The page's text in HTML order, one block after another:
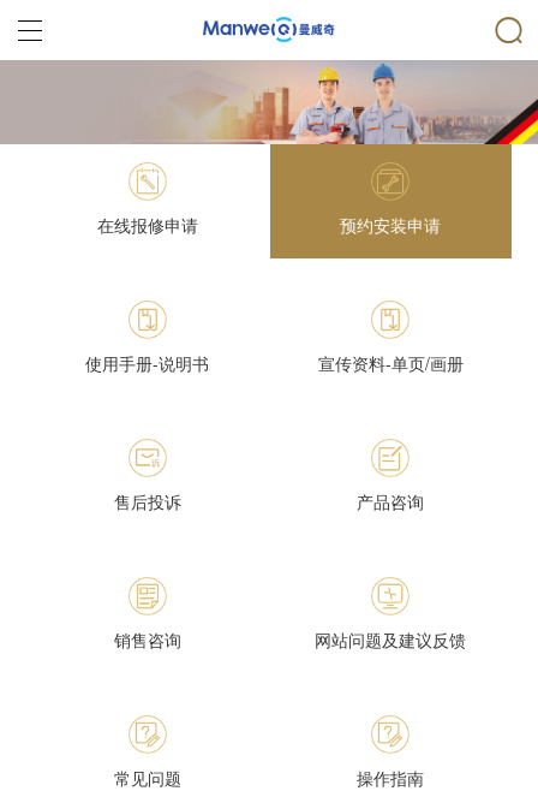
在线报修申请 预约安装申请
使用手册-说明书 宣传资料-单页/画册
售后投诉 产品咨询
销售咨询 网站问题及建议反馈
常见问题 操作指南